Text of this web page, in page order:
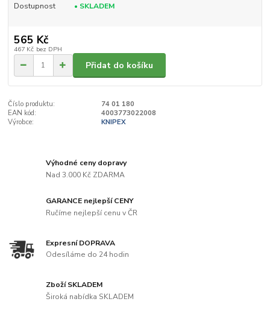
Dostupnost • SKLADEM
565 Kč
467 Kč bez DPH
Přidat do košíku
Číslo produktu:
74 01 180
EAN kód:
4003773022008
Výrobce:
KNIPEX
Výhodné ceny dopravy
Nad 3.000 Kč ZDARMA
GARANCE nejlepší CENY
Ručíme nejlepší cenu v ČR
Expresní DOPRAVA
Odesíláme do 24 hodin
Zboží SKLADEM
Široká nabídka SKLADEM